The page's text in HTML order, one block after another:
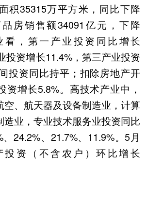
积35315万平方米，同比下降
房销售额34091亿元，下降
看，第一产业投资同比增长
投资增长11.4%，第三产业投资
投资同比持平；扣除房地产开
资增长5.8%。高技术产业中，
空、航天器及设备制造业，计算
造业，专业技术服务业投资同比
24.2%、21.7%、11.9%。5月
投资（不含农户）环比增长